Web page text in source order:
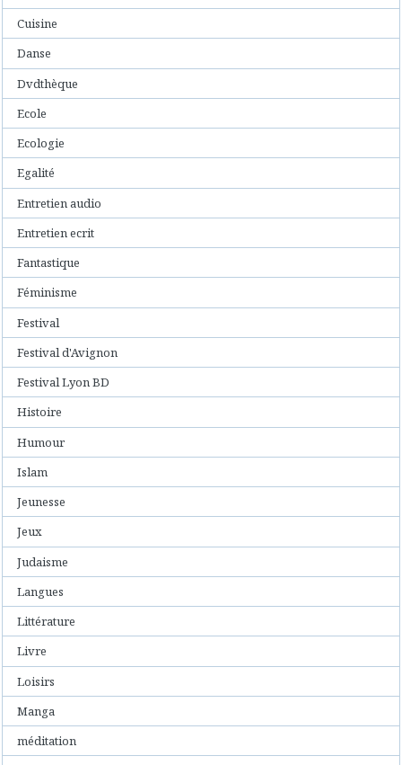
Cuisine
Danse
Dvdthèque
Ecole
Ecologie
Egalité
Entretien audio
Entretien ecrit
Fantastique
Féminisme
Festival
Festival d'Avignon
Festival Lyon BD
Histoire
Humour
Islam
Jeunesse
Jeux
Judaisme
Langues
Littérature
Livre
Loisirs
Manga
méditation